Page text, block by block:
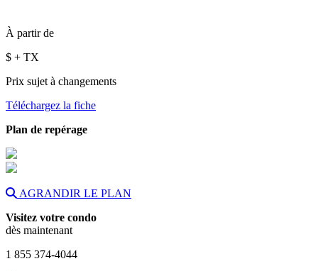
À partir de
$ + TX
Prix sujet à changements
Téléchargez la fiche
Plan de repérage
AGRANDIR LE PLAN
Visitez votre condo
dès maintenant
1 855 374-4044